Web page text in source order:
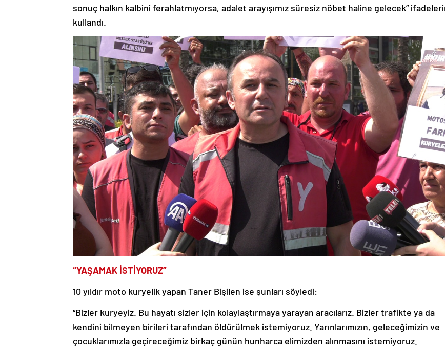
sonuç halkın kalbini ferahlatmıyorsa, adalet arayışımız süresiz nöbet haline gelecek”
kullandı.
“YAŞAMAK İSTİYORUZ”
10 yıldır moto kuryelik yapan Taner Bişilen ise şunları söyledi:
“Bizler kuryeyiz. Bu hayatı sizler için kolaylaştırmaya yarayan aracılarız. Bizler trafikte ya da
kendini bilmeyen birileri tarafından öldürülmek istemiyoruz. Yarınlarımızın, geleceğimizin ve
çocuklarımızla geçireceğimiz birkaç günün hunharca elimizden alınmasını istemiyoruz.